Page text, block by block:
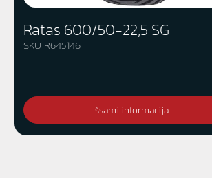
Ratas 600/50-22,5 SG
SKU R645146
Išsami informacija